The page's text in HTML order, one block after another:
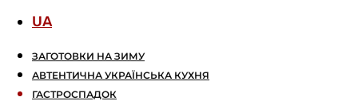
UA
ЗАГОТОВКИ НА ЗИМУ
АВТЕНТИЧНА УКРАЇНСЬКА КУХНЯ
ГАСТРОСПАДОК